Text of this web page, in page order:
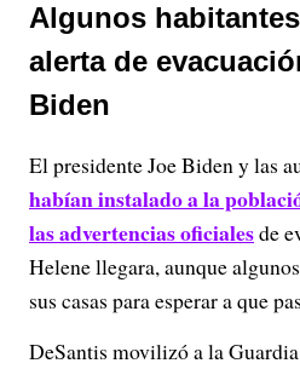
Algunos
alerta de
Biden
El presidente Joe Biden y las
habían instalado a la
las advertencias oficialesde
Helene llegara, aunque
sus casas para esperar a que
DeSantis movilizó a la